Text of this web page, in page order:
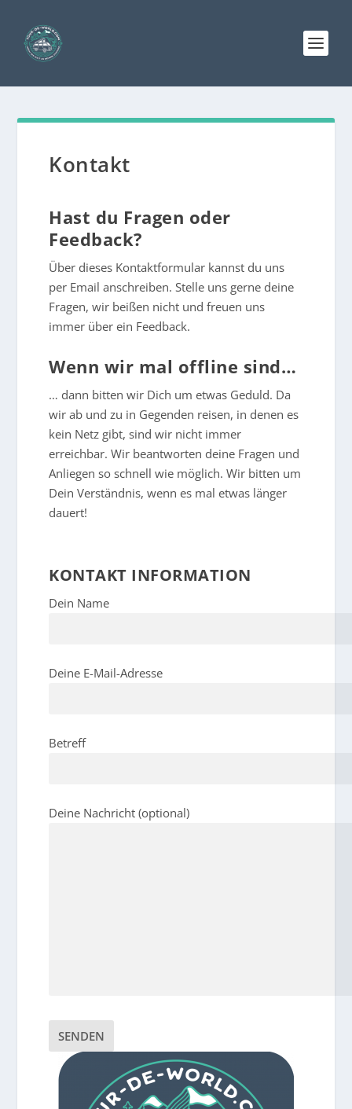
Kontakt
Hast du Fragen oder
Feedback?
Über dieses Kontaktformular kannst du uns
per Email anschreiben. Stelle uns gerne deine
Fragen, wir beißen nicht und freuen uns
immer über ein Feedback.
Wenn wir mal offline sind…
… dann bitten wir Dich um etwas Geduld. Da
wir ab und zu in Gegenden reisen, in denen es
kein Netz gibt, sind wir nicht immer
erreichbar. Wir beantworten deine Fragen und
Anliegen so schnell wie möglich. Wir bitten um
Dein Verständnis, wenn es mal etwas länger
dauert!
KONTAKT INFORMATION
Dein Name
Deine E-Mail-Adresse
Betreff
Deine Nachricht (optional)